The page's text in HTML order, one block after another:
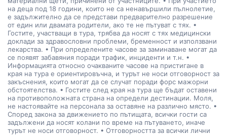
на деца под 18 години, които не са ненавършили пълнолетие,
е задължително да се представи предварително разрешение
от един или двамата родители, ако те не пътуват с тях. •
Гостите, участващи в тура, трябва да носят с тях медицински
доклади за здравословни проблеми, бременност и използвани
лекарства. • При определените часове за заминаване могат да
се появят забавяния поради трафик, инциденти и т.н. •
Информацията относно очакваните часове на пристигане в
края на тура е ориентировъчна, и турът не носи отговорност за
закъснения, които могат да се случат поради форс мажорни
обстоятелства. • Гостите след края на тура ще бъдат оставени
на противоположната страна на определи дестинации. Моля,
не настоявайте на персонала за оставяне на различно място. •
Според закона за движението по пътищата, всички гости са
задължени да носят колани по време на пътуването, иначе
турът не носи отговорност. • Отговорността за всички лични